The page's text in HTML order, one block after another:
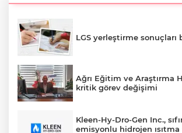
LGS yerleştirme sonuçları
Ağrı Eğitim ve Araştırma
kritik görev değişimi
Kleen-Hy-Dro-Gen Inc.,
emisyonlu hidrojen